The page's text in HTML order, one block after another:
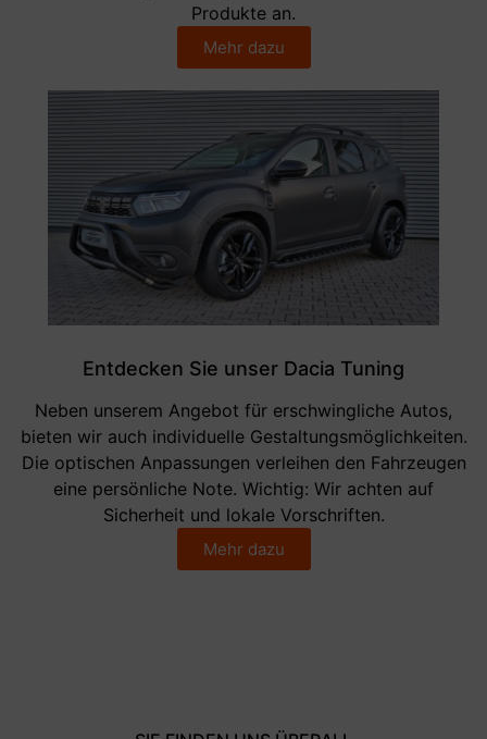
Produkte an.
Mehr dazu
Entdecken Sie unser Dacia Tuning
Neben unserem Angebot für erschwingliche Autos,
bieten wir auch individuelle Gestaltungsmöglichkeiten.
Die optischen Anpassungen verleihen den Fahrzeugen
eine persönliche Note. Wichtig: Wir achten auf
Sicherheit und lokale Vorschriften.
Mehr dazu